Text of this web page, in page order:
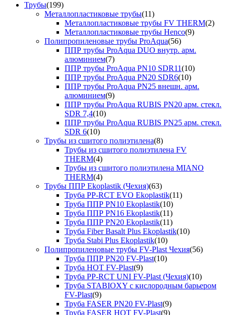
Трубы(199)
Металлопластиковые трубы(11)
Металлопластиковые трубы FV THERM(2)
Металлопластиковые трубы Henco(9)
Полипропиленовые трубы ProAqua(56)
ППР трубы ProAqua DUO внутр. арм.
алюминием(7)
ППР трубы ProAqua PN10 SDR11(10)
ППР трубы ProAqua PN20 SDR6(10)
ППР трубы ProAqua PN25 внешн. арм.
алюминием(9)
ППР трубы ProAqua RUBIS PN20 арм. стекл.
SDR 7,4(10)
ППР трубы ProAqua RUBIS PN25 арм. стекл.
SDR 6(10)
Трубы из сшитого полиэтилена(8)
Трубы из сшитого полиэтилена FV
THERM(4)
Трубы из сшитого полиэтилена MIANO
THERM(4)
Трубы ППР Ekoplastik (Чехия)(63)
Труба PP-RCT EVO Ekoplastik(11)
Труба ППР PN10 Ekoplastik(10)
Труба ППР PN16 Ekoplastik(11)
Труба ППР PN20 Ekoplastik(11)
Труба Fiber Basalt Plus Ekoplastik(10)
Труба Stabi Plus Ekoplastik(10)
Полипропиленовые трубы FV-Plast Чехия(56)
Труба ППР PN20 FV-Plast(10)
Труба HOT FV-Plast(9)
Труба PP-RCT UNI FV-Plast (Чехия)(10)
Труба STABIOXY с кислородным барьером
FV-Plast(9)
Труба FASER PN20 FV-Plast(9)
Труба FASER HOT FV-Plast(9)